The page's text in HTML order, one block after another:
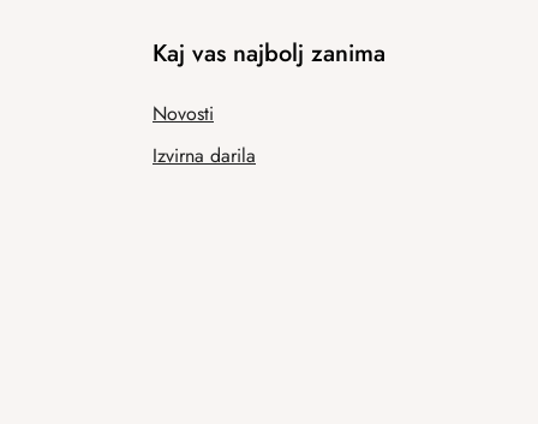
Kaj vas najbolj zanima
Novosti
Izvirna darila